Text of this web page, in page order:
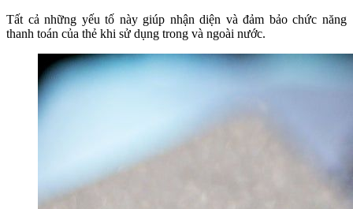
Tất cả những yếu tố này giúp nhận diện và đảm bảo chức năng
thanh toán của thẻ khi sử dụng trong và ngoài nước.